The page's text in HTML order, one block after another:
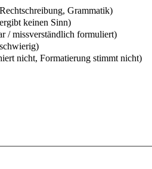
Grammatik)
keinen Sinn)
/ missverständlich formuliert)
nicht, Formatierung stimmt nicht)